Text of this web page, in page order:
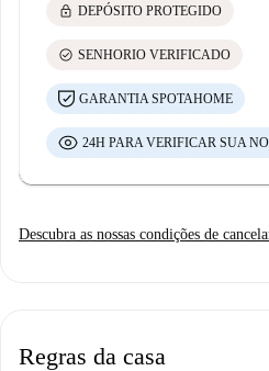
lock DEPÓSITO PROTEGIDO
check_circle SENHORIO VERIFICADO
GARANTIA SPOTAHOME
24H PARA VERIFICAR SUA
Descubra as nossas condições de
Regras da casa